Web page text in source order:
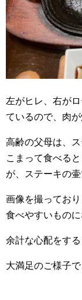
左がヒレ、右が
ているので、肉
高齢の父母は、
こまって食べる
が、ステーキの
画像を撮ってお
食べやすいものに
余計な心配をす
大満足のご様子